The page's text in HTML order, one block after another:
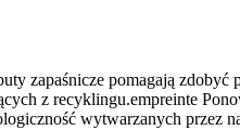
zapaśnicze pomagają
z recyklingu.empreinte
wytwarzanych przez